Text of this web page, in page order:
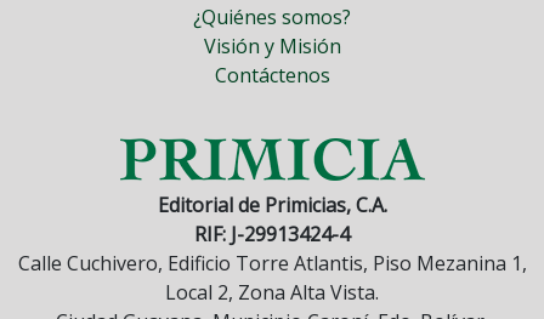
¿Quiénes somos?
Visión y Misión
Contáctenos
Editorial de Primicias, C.A.
RIF: J-29913424-4
Calle Cuchivero, Edificio Torre Atlantis, Piso Mezanina 1,
Local 2, Zona Alta Vista.